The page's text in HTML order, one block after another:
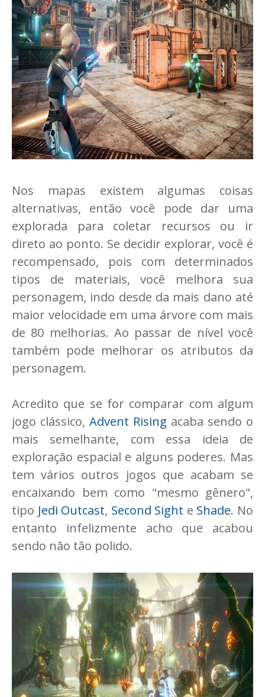
Nos mapas existem algumas coisas
alternativas, então você pode dar uma
explorada para coletar recursos ou ir
direto ao ponto. Se decidir explorar, você é
recompensado, pois com determinados
tipos de materiais, você melhora sua
personagem, indo desde da mais dano até
maior velocidade em uma árvore com mais
de 80 melhorias. Ao passar de nível você
também pode melhorar os atributos da
personagem.
Acredito que se for comparar com algum
jogo clássico, Advent Rising acaba sendo o
mais semelhante, com essa ideia de
exploração espacial e alguns poderes. Mas
tem vários outros jogos que acabam se
encaixando bem como "mesmo gênero",
tipo Jedi Outcast, Second Sight e Shade. No
entanto infelizmente acho que acabou
sendo não tão polido.